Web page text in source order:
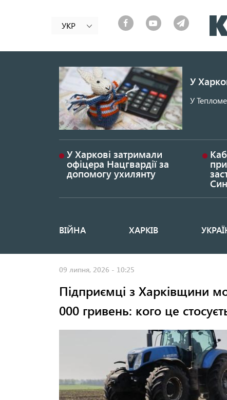
УКР
У
У
У Харкові затримали
офіцера Нацгвардії за
допомогу ухилянту
Основная
ВІЙНА ХАРКІВ
09 липня, 2026 - 10:25
Підприємці з Харківщини
000 гривень: кого це